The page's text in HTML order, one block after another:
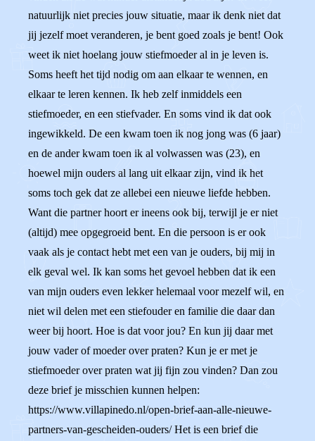
natuurlijk niet precies jouw situatie, maar ik denk niet dat
jij jezelf moet veranderen, je bent goed zoals je bent! Ook
weet ik niet hoelang jouw stiefmoeder al in je leven is.
Soms heeft het tijd nodig om aan elkaar te wennen, en
elkaar te leren kennen. Ik heb zelf inmiddels een
stiefmoeder, en een stiefvader. En soms vind ik dat ook
ingewikkeld. De een kwam toen ik nog jong was (6 jaar)
en de ander kwam toen ik al volwassen was (23), en
hoewel mijn ouders al lang uit elkaar zijn, vind ik het
soms toch gek dat ze allebei een nieuwe liefde hebben.
Want die partner hoort er ineens ook bij, terwijl je er niet
(altijd) mee opgegroeid bent. En die persoon is er ook
vaak als je contact hebt met een van je ouders, bij mij in
elk geval wel. Ik kan soms het gevoel hebben dat ik een
van mijn ouders even lekker helemaal voor mezelf wil, en
niet wil delen met een stiefouder en familie die daar dan
weer bij hoort. Hoe is dat voor jou? En kun jij daar met
jouw vader of moeder over praten? Kun je er met je
stiefmoeder over praten wat jij fijn zou vinden? Dan zou
deze brief je misschien kunnen helpen:
https://www.villapinedo.nl/open-brief-aan-alle-nieuwe-
partners-van-gescheiden-ouders/ Het is een brief die